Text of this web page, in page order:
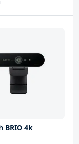
BRIO 4k